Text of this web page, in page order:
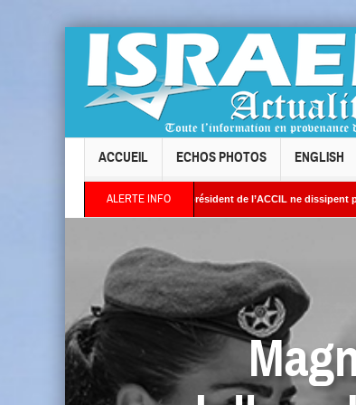
ACCUEIL ECHOS PHOTOS ENGLISH
ALERTE INFO
: les réponses du président de l’ACCIL ne dissipent pas les
: Des images satellites révèlent une activité jugée « inquiétante » sur